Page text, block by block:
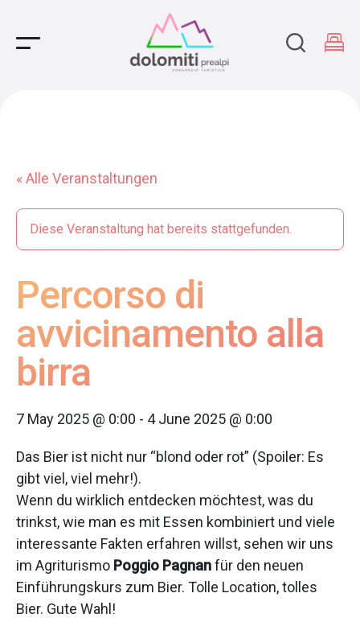
Main Navigation
« Alle Veranstaltungen
Diese Veranstaltung hat bereits stattgefunden.
Percorso di
avvicinamento alla
birra
7 May 2025 @ 0:00 - 4 June 2025 @ 0:00
Das Bier ist nicht nur “blond oder rot” (Spoiler: Es
gibt viel, viel mehr!).
Wenn du wirklich entdecken möchtest, was du
trinkst, wie man es mit Essen kombiniert und viele
interessante Fakten erfahren willst, sehen wir uns
im Agriturismo Poggio Pagnanfür den neuen
Einführungskurs zum Bier. Tolle Location, tolles
Bier. Gute Wahl!